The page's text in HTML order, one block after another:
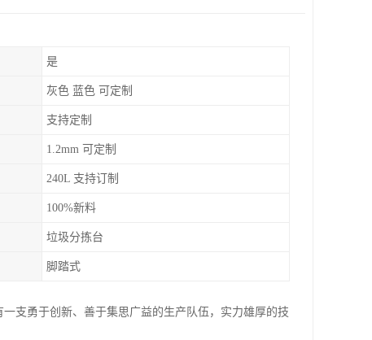
是
灰色 蓝色 可定制
支持定制
1.2mm 可定制
240L 支持订制
100%新料
垃圾分拣台
脚踏式
支勇于创新、善于集思广益的生产队伍，实力雄厚的技